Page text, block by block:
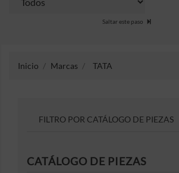
Saltar este paso
Inicio Marcas TATA
FILTRO POR CATÁLOGO DE PIEZAS
CATÁLOGO DE PIEZAS